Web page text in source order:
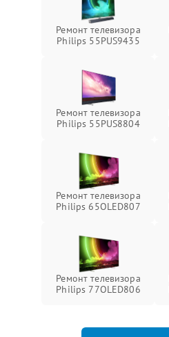
Ремонт телевизора
Philips 55PUS9435
Ремонт телевизора
Philips 55PUS8804
Ремонт телевизора
Philips 65OLED807
Ремонт телевизора
Philips 77OLED806